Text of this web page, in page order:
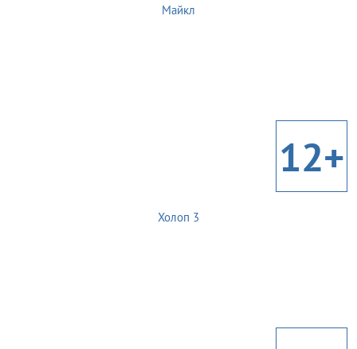
Майкл
12+
Холоп 3